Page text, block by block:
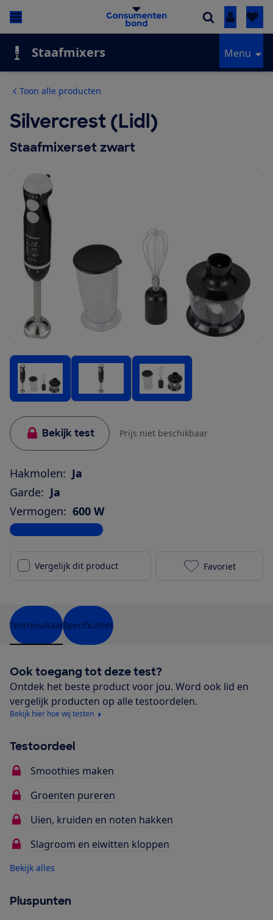
Inloggen
Staafmixers Menu
Toon alle producten
Silvercrest (Lidl)
Staafmixerset zwart
Bekijk test Prijs niet beschikbaar
Hakmolen: Ja
Garde: Ja
Vermogen: 600 W
Bekijk alle specificaties
Vergelijk dit product Silvercrest
Favoriet
TestresultaatSpecificaties
Ook toegang tot deze test?
Ontdek het beste product voor jou. Word ook lid en
vergelijk producten op alle testoordelen.
Bekijk hier hoe wij testen
Testoordeel
Smoothies maken
Groenten pureren
Uien, kruiden en noten hakken
Slagroom en eiwitten kloppen
Bekijk alles
Pluspunten